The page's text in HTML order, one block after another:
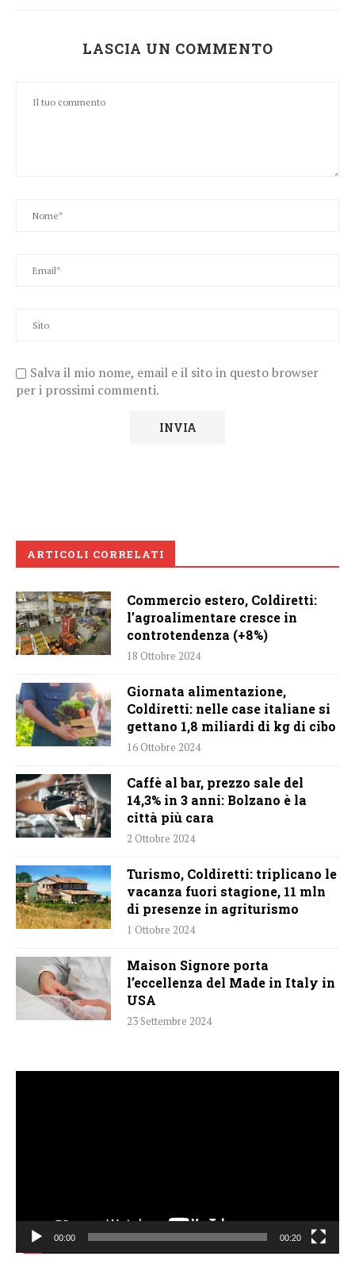
LASCIA UN COMMENTO
Salva il mio nome, email e il sito in questo browser
per i prossimi commenti.
ARTICOLI CORRELATI
Commercio estero, Coldiretti:
l’agroalimentare cresce in
controtendenza (+8%)
18 Ottobre 2024
Giornata alimentazione,
Coldiretti: nelle case italiane si
gettano 1,8 miliardi di kg di cibo
16 Ottobre 2024
Caffè al bar, prezzo sale del
14,3% in 3 anni: Bolzano è la
città più cara
2 Ottobre 2024
Turismo, Coldiretti: triplicano le
vacanza fuori stagione, 11 mln
di presenze in agriturismo
1 Ottobre 2024
Maison Signore porta
l’eccellenza del Made in Italy in
USA
23 Settembre 2024
00:00 00:20